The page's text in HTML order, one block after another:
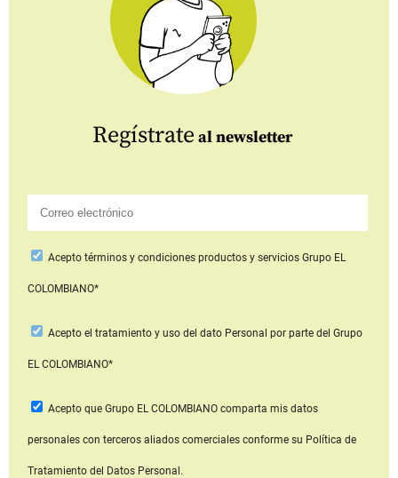
Regístrate al newsletter
Aceptotérminos y condiciones productos y serviciosGrupo EL
COLOMBIANO*
Acepto el tratamiento y uso del dato Personal por parte del Grupo
EL COLOMBIANO*
Acepto que Grupo EL COLOMBIANOcomparta mis datos
personales con terceros aliados comerciales conforme su Política de
Tratamiento del Datos Personal.